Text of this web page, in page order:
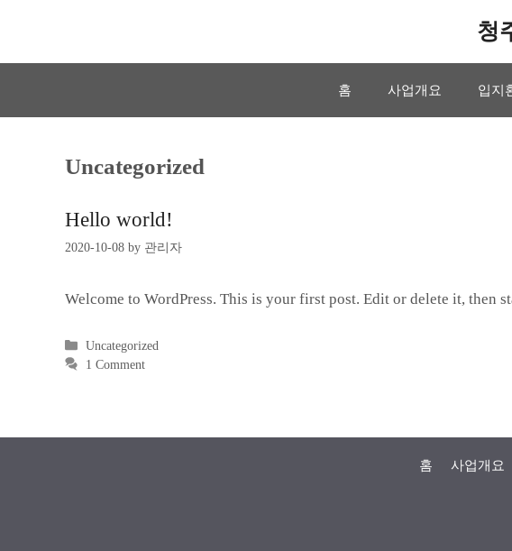
청
홈 사업개요 입지
Uncategorized
Hello world!
2020-10-08 by 관리자
Welcome to WordPress. This is your first post. Edit or delete it, then
Categories
Uncategorized
1 Comment
홈 사업개요